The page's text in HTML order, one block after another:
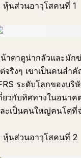
หุ้นส่วนอาวุโสคนที่ 1
าตาดูน่ากลัวและมัก
จริงๆ เขาเป็นคนสำ
ระดับโลกของบ
ยวกับทิศทางในอนา
ะเป็นคนใหญ่คนโตที่จ่
หุ้นส่วนอาวุโสคนที่ 2